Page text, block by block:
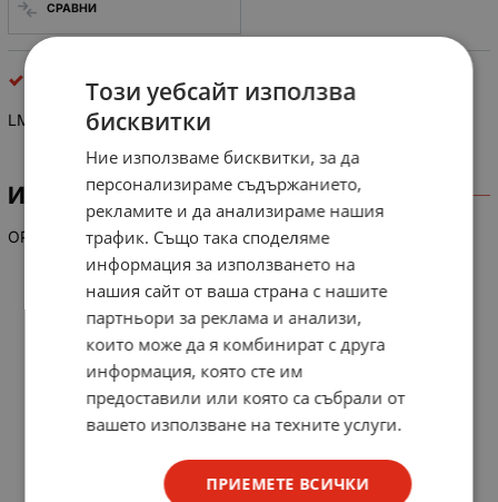
СРАВНИ
интегрални схеми
LM 748 CJ
ИНФОРМАЦИЯ
OP-IC =LM748(C)H Series 748, +/02V, -55
Този уебсайт използва
бисквитки
Ние използваме бисквитки, за да
персонализираме съдържанието,
рекламите и да анализираме нашия
трафик. Също така споделяме
информация за използването на
нашия сайт от ваша страна с нашите
партньори за реклама и анализи,
които може да я комбинират с друга
информация, която сте им
предоставили или която са събрали от
вашето използване на техните услуги.
ПРИЕМЕТЕ ВСИЧКИ